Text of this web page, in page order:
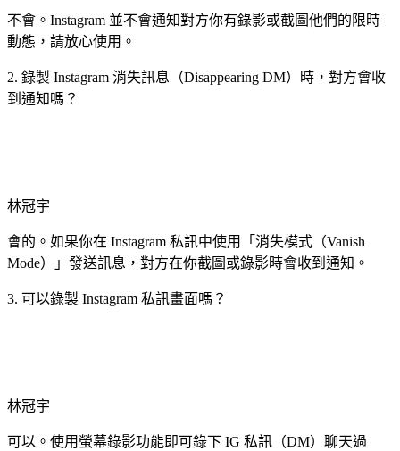
不會。Instagram 並不會通知對方你有錄影或截圖他們的限時
動態，請放心使用。
2. 錄製 Instagram 消失訊息（Disappearing DM）時，對方會收
到通知嗎？
林冠宇
會的。如果你在 Instagram 私訊中使用「消失模式（Vanish
Mode）」發送訊息，對方在你截圖或錄影時會收到通知。
3. 可以錄製 Instagram 私訊畫面嗎？
林冠宇
可以。使用螢幕錄影功能即可錄下 IG 私訊（DM）聊天過